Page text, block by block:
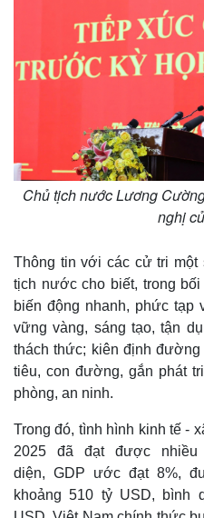
Kinh tế
Bất động sản
Khởi nghiệp
Chủ tịch nước Lương
nghị
Thông tin với các cử tri một
tịch nước cho biết, trong
biến động nhanh, phức
vững vàng, sáng tạo, tận
thách thức; kiên định
tiêu, con đường, gắn phát
phòng, an ninh.
Trong đó, tình hình kinh tế -
2025 đã đạt được
diện, GDP ước đạt 8%,
khoảng 510 tỷ USD, bình